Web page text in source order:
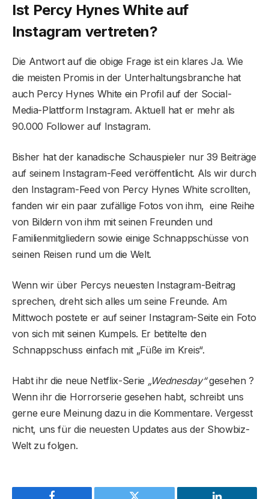
Ist Percy Hynes White auf
Instagram vertreten?
Die Antwort auf die obige Frage ist ein klares Ja. Wie
die meisten Promis in der Unterhaltungsbranche hat
auch Percy Hynes White ein Profil auf der Social-
Media-Plattform Instagram. Aktuell hat er mehr als
90.000 Follower auf Instagram.
Bisher hat der kanadische Schauspieler nur 39 Beiträge
auf seinem Instagram-Feed veröffentlicht. Als wir durch
den Instagram-Feed von Percy Hynes White scrollten,
fanden wir ein paar zufällige Fotos von ihm, eine Reihe
von Bildern von ihm mit seinen Freunden und
Familienmitgliedern sowie einige Schnappschüsse von
seinen Reisen rund um die Welt.
Wenn wir über Percys neuesten Instagram-Beitrag
sprechen, dreht sich alles um seine Freunde. Am
Mittwoch postete er auf seiner Instagram-Seite ein Foto
von sich mit seinen Kumpels. Er betitelte den
Schnappschuss einfach mit „Füße im Kreis“.
Habt ihr die neue Netflix-Serie „Wednesday“gesehen ?
Wenn ihr die Horrorserie gesehen habt, schreibt uns
gerne eure Meinung dazu in die Kommentare. Vergesst
nicht, uns für die neuesten Updates aus der Showbiz-
Welt zu folgen.